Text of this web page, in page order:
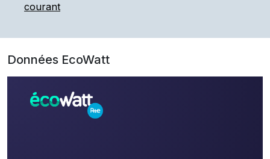
courant
Données EcoWatt